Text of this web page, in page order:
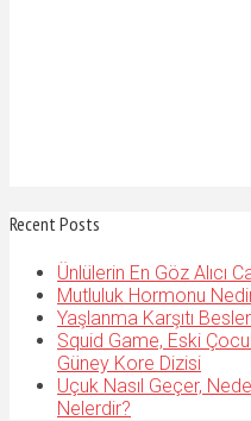
Recent Posts
Ünlülerin En Göz Alıcı
Mutluluk Hormonu
Yaşlanma Karşıtı
Squid Game, Eski
Güney Kore Dizisi
Uçuk Nasıl Geçer,
Nelerdir?